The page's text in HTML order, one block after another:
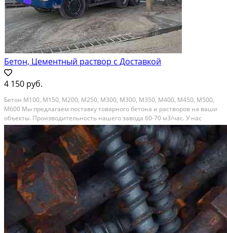
Бетон, Цементный раствор с Доставкой
4 150 руб.
Бетон М100, М150, М200, М250, М300, М300, М350, М400, М450, М500,
М600 Мы предлагаем поставку товарного бетона и растворов на ваши
объекты. Производительность нашего завода 60-70 м3/час. У нас
собственная лаборатория для проведения испытаний и проверки
качества бетона. Есть все сертификаты на...